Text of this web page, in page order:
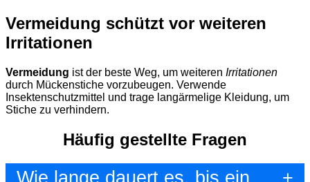
Vermeidung schützt vor weiteren
Irritationen
Vermeidung ist der beste Weg, um weiteren Irritationen
durch Mückenstiche vorzubeugen. Verwende
Insektenschutzmittel und trage langärmelige Kleidung, um
Stiche zu verhindern.
Häufig gestellte Fragen
Wie lange dauert es, bis ein